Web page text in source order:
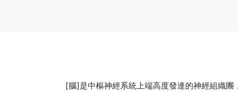
[腦]是中樞神經系統上端高度發達的神經組織